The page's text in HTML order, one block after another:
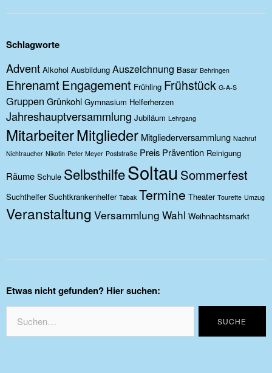
Schlagworte
Advent Alkohol Ausbildung Auszeichnung Basar Behringen
EhrenamtEngagement Frühling Frühstück G-A-S
Gruppen Grünkohl Gymnasium Helferherzen
Jahreshauptversammlung Jubiläum Lehrgang
MitarbeiterMitglieder Mitgliederversammlung Nachruf
Nichtraucher Nikotin Peter Meyer Poststraße Preis Prävention Reinigung
Räume Schule SelbsthilfeSoltau Sommerfest
Suchthelfer Suchtkrankenhelfer Tabak Termine Theater Tourette Umzug
Veranstaltung Versammlung Wahl Weihnachtsmarkt
Etwas nicht gefunden? Hier suchen: